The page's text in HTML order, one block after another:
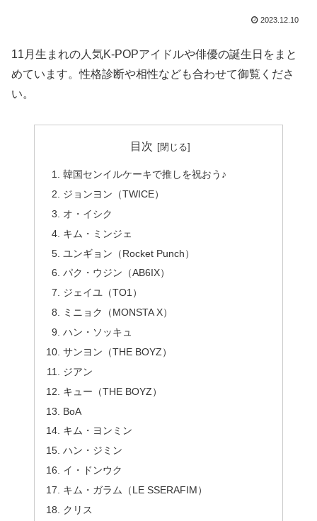
2023.12.10
11月生まれの人気K-POPアイドルや俳優の誕生日をまと
めています。性格診断や相性なども合わせて御覧くださ
い。
目次
韓国センイルケーキで推しを祝おう♪
ジョンヨン（TWICE）
オ・イシク
キム・ミンジェ
ユンギョン（Rocket Punch）
パク・ウジン（AB6IX）
ジェイユ（TO1）
ミニョク（MONSTA X）
ハン・ソッキュ
サンヨン（THE BOYZ）
ジアン
キュー（THE BOYZ）
BoA
キム・ヨンミン
ハン・ジミン
イ・ドンウク
キム・ガラム（LE SSERAFIM）
クリス